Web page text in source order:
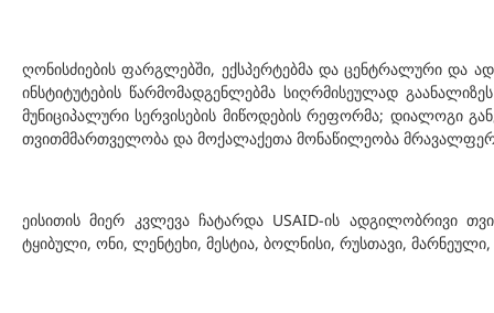
ღონისძიების ფარგლებში, ექსპერტებმა და ცენტრალური და
ინსტიტუტების წარმომადგენლებმა სიღრმისეულად
მუნიციპალური სერვისების მიწოდების რეფორმა; დიალოგი
თვითმმართველობა და მოქალაქეთა მონაწილეობა
ეისითის მიერ კვლევა ჩატარდა USAID-ის ადგილობრივი
ტყიბული, ონი, ლენტეხი, მესტია, ბოლნისი, რუსთავი,